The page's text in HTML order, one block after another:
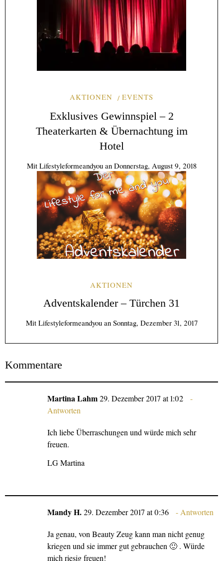
AKTIONEN EVENTS
Exklusives Gewinnspiel – 2
Theaterkarten & Übernachtung im
Hotel
Mit Lifestyleformeandyou an Donnerstag, August 9, 2018
AKTIONEN
Adventskalender – Türchen 31
Mit Lifestyleformeandyou an Sonntag, Dezember 31, 2017
Kommentare
Martina Lahm29. Dezember 2017 at 1:02
Antworten
Ich liebe Überraschungen und würde mich sehr
freuen.
LG Martina
Mandy H.29. Dezember 2017 at 0:36 Antworten
Ja genau, von Beauty Zeug kann man nicht genug
kriegen und sie immer gut gebrauchen 🙂 . Würde
mich riesig freuen!